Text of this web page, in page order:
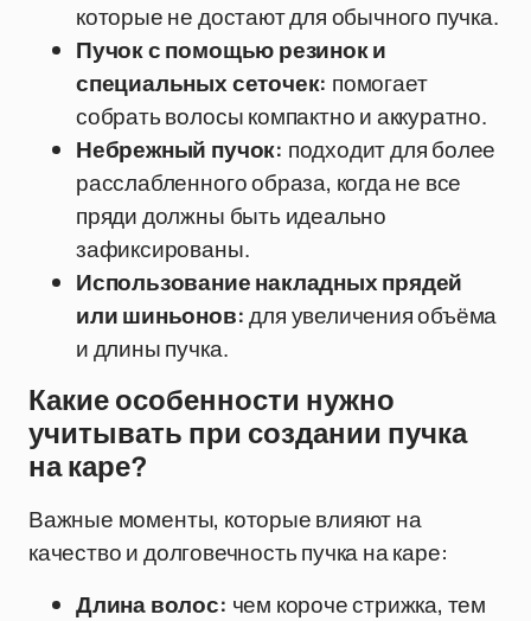
которые не достают для обычного пучка.
Пучок с помощью резинок и
специальных сеточек: помогает
собрать волосы компактно и аккуратно.
Небрежный пучок: подходит для более
расслабленного образа, когда не все
пряди должны быть идеально
зафиксированы.
Использование накладных прядей
или шиньонов:для увеличения объёма
и длины пучка.
Какие особенности нужно
учитывать при создании пучка
на каре?
Важные моменты, которые влияют на
качество и долговечность пучка на каре:
Длина волос: чем короче стрижка, тем